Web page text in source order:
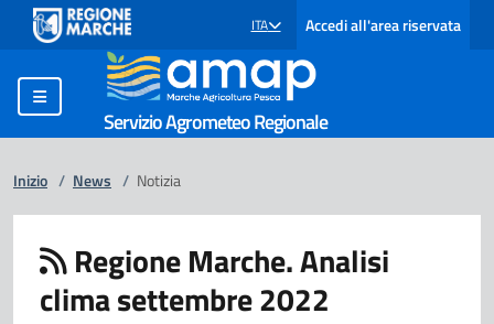
SELEZIONE LINGUA: LINGUA SELEZIONATA
ITA Accedi all'area riservata
Servizio Agrometeo Regionale
Inizio / News / Notizia
Regione Marche. Analisi
clima settembre 2022